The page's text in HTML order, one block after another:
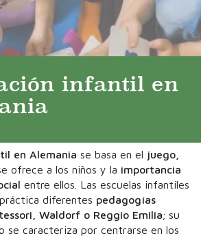
infantil en
en Alemania se basa en el juego,
ofrece a los niños y la importancia
entre ellos. Las escuelas infantiles
diferentes pedagogías
Waldorf o Reggio Emilia; su
se caracteriza por centrarse en los